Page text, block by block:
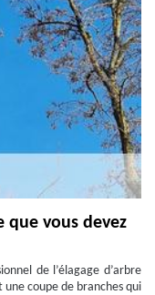
que vous devez
de l’élagage d’arbre
une coupe de branches qui